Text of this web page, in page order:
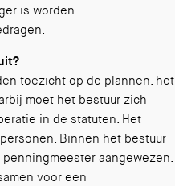
is worden
toezicht op de plannen, het
moet het bestuur zich
in de statuten. Het
Binnen het bestuur
aangewezen.
voor een